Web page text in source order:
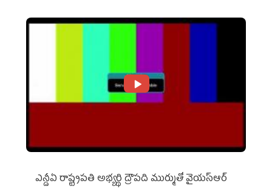
ఎన్డీఏ రాష్ట్ర‌ప‌తి అభ్య‌ర్థి ద్రౌప‌ది ముర్ముతో వైయ‌స్ఆర్